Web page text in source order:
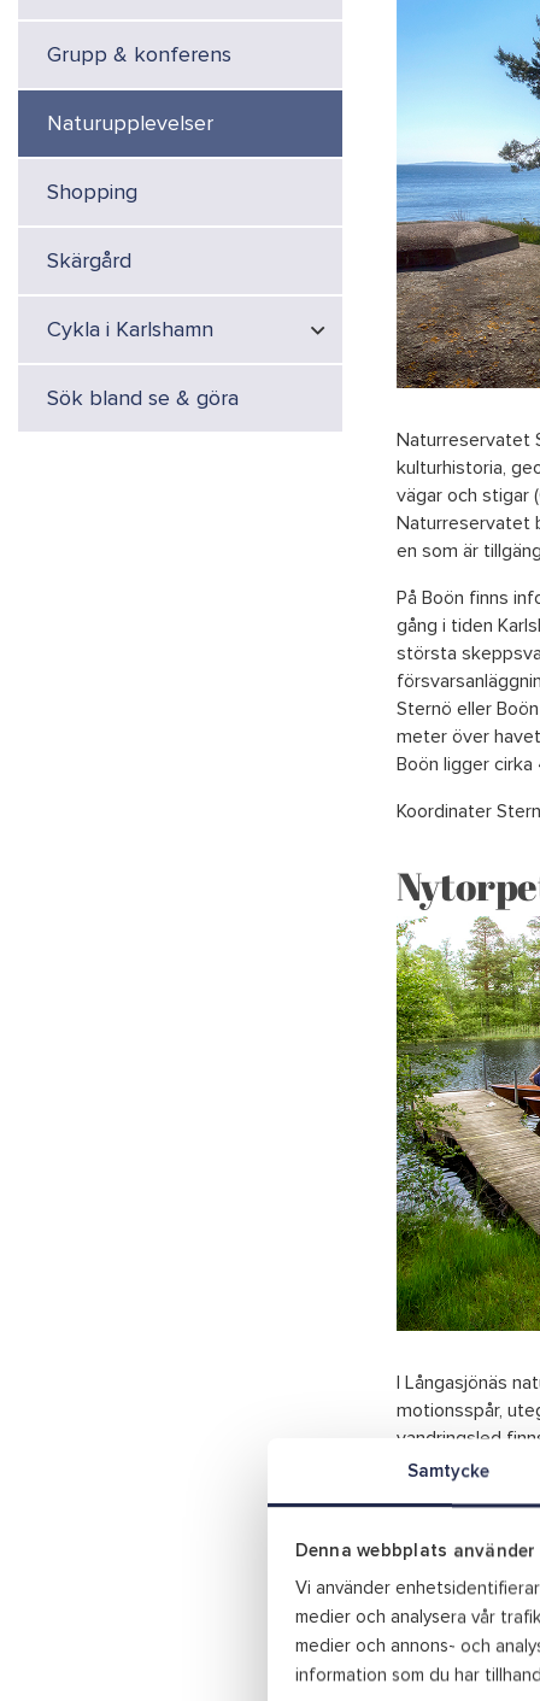
Samtycke
Denna webbplats använder
Vi använder
medier och analysera vår
medier och annons- och
information som du har
Grupp & konferens
Naturupplevelser
Shopping
Skärgård
Cykla i Karlshamn
Sök bland se & göra
Naturreservatet
kulturhistoria,
vägar och stigar
Naturreservatet
en som är
På Boön finns
gång i tiden
största
Sternö eller
meter över
Boön ligger
Koordinater
I Långasjönäs
motionsspår,
vandringsled
turister och
bara ruiner som
vägen mot
centrum. Ett
Koordinater
Koordinater